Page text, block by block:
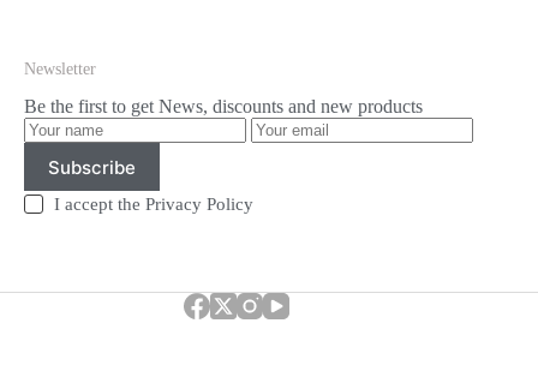
Newsletter
Be the first to get News, discounts and new products
Subscribe
I accept thePrivacy Policy